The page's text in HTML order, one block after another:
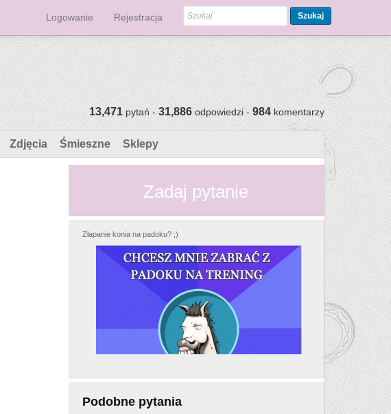
Logowanie Rejestracja Szukaj
13,471pytań -31,886odpowiedzi -984komentarzy
Zdjęcia Śmieszne Sklepy
Zadaj pytanie
Złapanie konia na padoku? ;)
Podobne pytania